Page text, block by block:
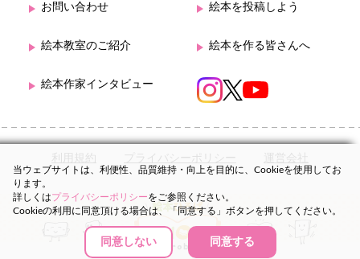
お問い合わせ 絵本を投稿しよう
絵本教室のご紹介 絵本を作る皆さんへ
絵本作家インタビュー
利用規約 プライバシーポリシー 運営会社
当ウェブサイトは、利便性、品質維持・向上を目的に、Cookieを使用してお
ります。
詳しくはプライバシーポリシーをご参照ください。
Cookieの利用に同意頂ける場合は、「同意する」ボタンを押してください。
同意しない 同意する